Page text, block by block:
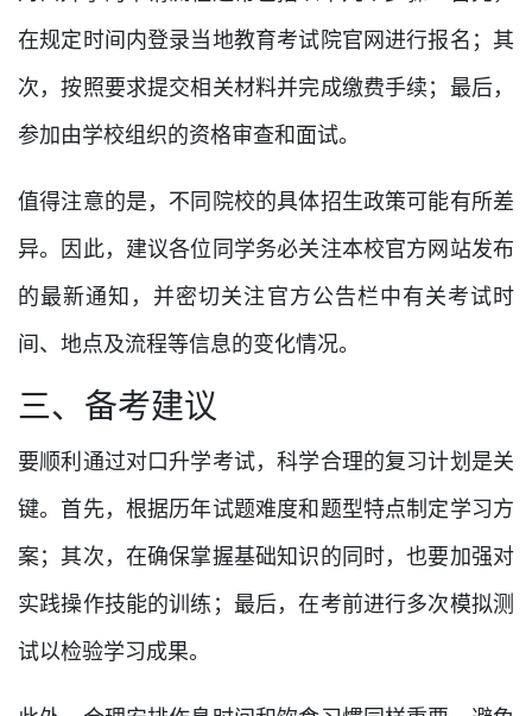
在规定时间内登录当地教育考试院官网进行报名；其
次，按照要求提交相关材料并完成缴费手续；最后，
参加由学校组织的资格审查和面试。
值得注意的是，不同院校的具体招生政策可能有所差
异。因此，建议各位同学务必关注本校官方网站发布
的最新通知，并密切关注官方公告栏中有关考试时
间、地点及流程等信息的变化情况。
三、备考建议
要顺利通过对口升学考试，科学合理的复习计划是关
键。首先，根据历年试题难度和题型特点制定学习方
案；其次，在确保掌握基础知识的同时，也要加强对
实践操作技能的训练；最后，在考前进行多次模拟测
试以检验学习成果。